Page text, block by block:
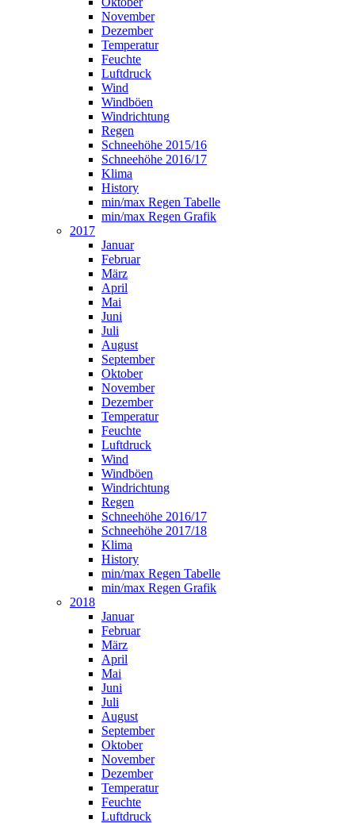
November
Dezember
Temperatur
Feuchte
Luftdruck
Wind
Windböen
Windrichtung
Regen
Schneehöhe 2015/16
Schneehöhe 2016/17
Klima
History
min/max Regen Tabelle
min/max Regen Grafik
2017
Januar
Februar
März
April
Mai
Juni
Juli
August
September
Oktober
November
Dezember
Temperatur
Feuchte
Luftdruck
Wind
Windböen
Windrichtung
Regen
Schneehöhe 2016/17
Schneehöhe 2017/18
Klima
History
min/max Regen Tabelle
min/max Regen Grafik
2018
Januar
Februar
März
April
Mai
Juni
Juli
August
September
Oktober
November
Dezember
Temperatur
Feuchte
Luftdruck